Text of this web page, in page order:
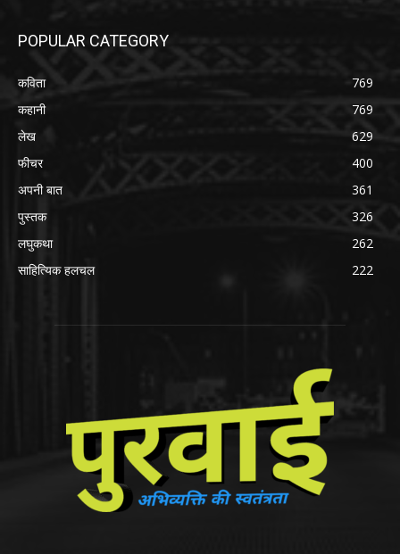
POPULAR CATEGORY
कविता
769
कहानी
769
लेख
629
फीचर
400
अपनी बात
361
पुस्तक
326
लघुकथा
262
साहित्यिक हलचल
222